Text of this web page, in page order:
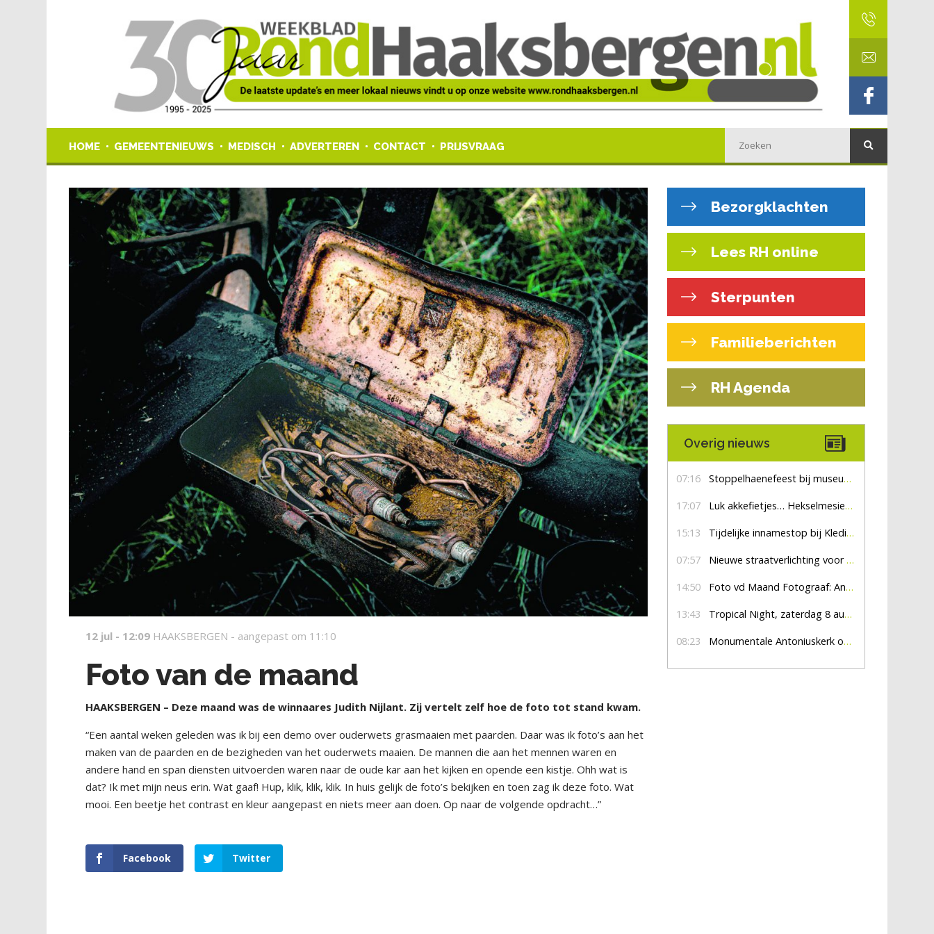
HOME GEMEENTENIEUWS MEDISCH ADVERTEREN CONTACT PRIJSVRAAG
12 jul - 12:09 HAAKSBERGEN - aangepast om 11:10
Foto van de maand
HAAKSBERGEN – Deze maand was de winnaares Judith Nijlant. Zij vertelt zelf hoe de foto tot stand kwam.
“Een aantal weken geleden was ik bij een demo over ouderwets grasmaaien met paarden. Daar was ik foto’s aan het
maken van de paarden en de bezigheden van het ouderwets maaien. De mannen die aan het mennen waren en
andere hand en span diensten uitvoerden waren naar de oude kar aan het kijken en opende een kistje. Ohh wat is
dat? Ik met mijn neus erin. Wat gaaf! Hup, klik, klik, klik. In huis gelijk de foto’s bekijken en toen zag ik deze foto. Wat
mooi. Een beetje het contrast en kleur aangepast en niets meer aan doen. Op naar de volgende opdracht…”
Facebook Twitter
Bezorgklachten
Lees RH online
Sterpunten
Familieberichten
RH Agenda
Overig nieuws
07:16 Stoppelhaenefeest bij museum De Lebbenbrugge
17:07 Luk akkefietjes… HekselmesienHarry
15:13 Tijdelijke innamestop bij Kledingbank Stefania
07:57 Nieuwe straatverlichting voor De Veldmaat en De Pas
14:50 Foto vd Maand Fotograaf: Anna Jalving
13:43 Tropical Night, zaterdag 8 augustus: een zomers feest om niet te missen
08:23 Monumentale Antoniuskerk opent nog twee zondagmiddagen haar deuren